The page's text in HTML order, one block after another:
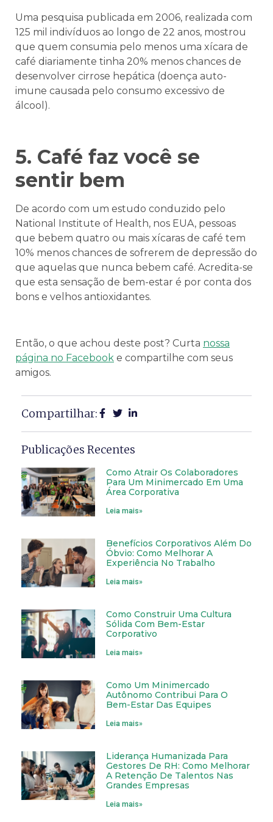
Uma pesquisa publicada em 2006, realizada com
125 mil indivíduos ao longo de 22 anos, mostrou
que quem consumia pelo menos uma xícara de
café diariamente tinha 20% menos chances de
desenvolver cirrose hepática (doença auto-
imune causada pelo consumo excessivo de
álcool).
5. Café faz você se
sentir bem
De acordo com um estudo conduzido pelo
National Institute of Health, nos EUA, pessoas
que bebem quatro ou mais xícaras de café tem
10% menos chances de sofrerem de depressão do
que aquelas que nunca bebem café. Acredita-se
que esta sensação de bem-estar é por conta dos
bons e velhos antioxidantes.
Então, o que achou deste post? Curta nossa
página no Facebook e compartilhe com seus
amigos.
Compartilhar:
Publicações Recentes
Como Atrair Os Colaboradores
Para Um Minimercado Em Uma
Área Corporativa
Leia mais»
Benefícios Corporativos Além Do
Óbvio: Como Melhorar A
Experiência No Trabalho
Leia mais»
Como Construir Uma Cultura
Sólida Com Bem-Estar
Corporativo
Leia mais»
Como Um Minimercado
Autônomo Contribui Para O
Bem-Estar Das Equipes
Leia mais»
Liderança Humanizada Para
Gestores De RH: Como Melhorar
A Retenção De Talentos Nas
Grandes Empresas
Leia mais»